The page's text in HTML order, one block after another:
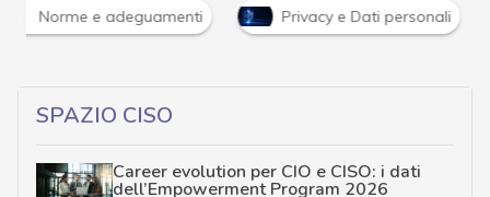
Norme e adeguamenti Privacy e Dati personali
SPAZIO CISO
Career evolution per CIO e CISO: i dati
dell’Empowerment Program 2026